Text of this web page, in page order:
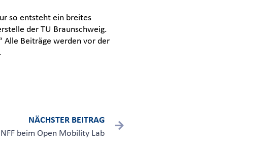
so entsteht ein breites
der TU Braunschweig.
Alle Beiträge werden vor der
NÄCHSTER BEITRAG
beim Open Mobility Lab